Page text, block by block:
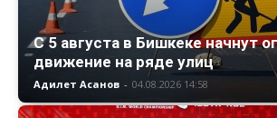
С 5 августа в Бишкеке начнут
движение на ряде улиц
Адилет Асанов - 04.08.2026 14:58